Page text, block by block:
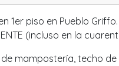
1er piso en Pueblo Griffo.
(incluso en la
mampostería, techo de